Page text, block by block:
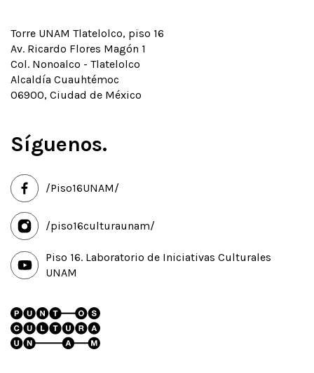
Torre UNAM Tlatelolco, piso 16
Av. Ricardo Flores Magón 1
Col. Nonoalco - Tlatelolco
Alcaldía Cuauhtémoc
06900, Ciudad de México
Síguenos.
/Piso16UNAM/
/piso16culturaunam/
Piso 16. Laboratorio de Iniciativas Culturales
UNAM